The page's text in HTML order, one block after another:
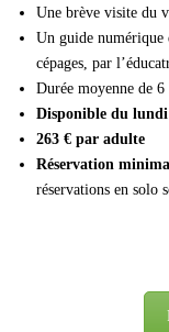
Une brève visite du
Un guide numérique
cépages, par
Durée moyenne de 6
Disponible du
263 € par adulte
Réservation
réservations en solo